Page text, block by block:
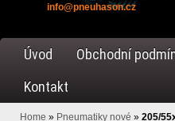
info@pneuhason.cz
Úvod Obchodní
Kontakt
Home » Pneumatiky nové » 205/